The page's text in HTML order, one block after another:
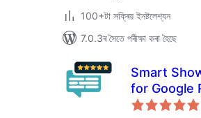
100+টা সক্ৰিয় ইনষ্টলেশ্যন
7.0.3ৰ সৈতে পৰীক্ষা কৰা হৈছে
Smart
for Google